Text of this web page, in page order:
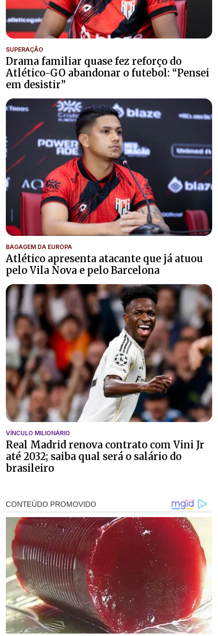
SUPERAÇÃO
Drama familiar quase fez reforço do
Atlético-GO abandonar o futebol: “Pensei
em desistir”
BAGAGEM DA EUROPA
Atlético apresenta atacante que já atuou
pelo Vila Nova e pelo Barcelona
VÍNCULO MILIONÁRIO
Real Madrid renova contrato com Vini Jr
até 2032; saiba qual será o salário do
brasileiro